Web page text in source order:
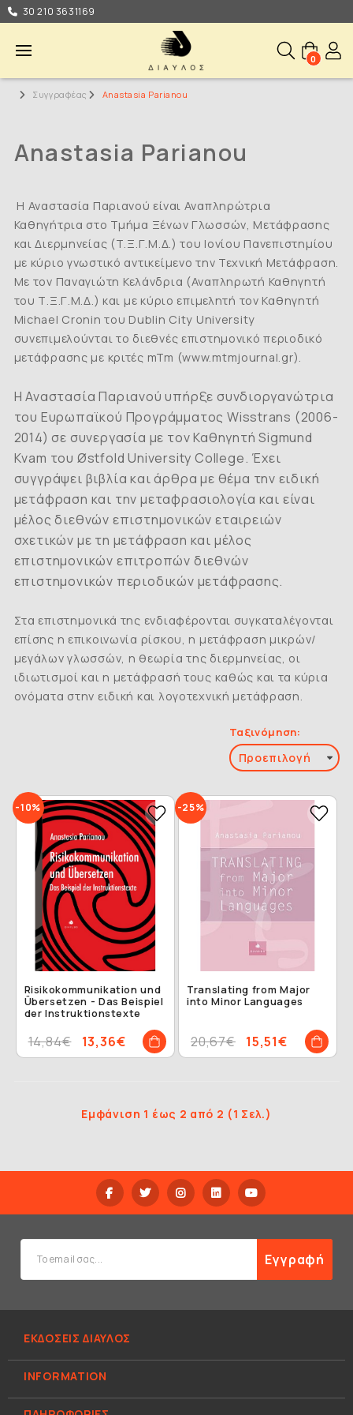
30 210 3631169
0
Συγγραφέας Anastasia Parianou
Anastasia Parianou
Η Αναστασία Παριανού είναι Αναπληρώτρια
Καθηγήτρια στο Τμήμα Ξένων Γλωσσών, Μετάφρασης
και Διερμηνείας (Τ.Ξ.Γ.Μ.Δ.) του Ιονίου Πανεπιστημίου
με κύριο γνωστικό αντικείμενο την Τεχνική Μετάφραση.
Με τον Παναγιώτη Κελάνδρια (Αναπληρωτή Καθηγητή
του Τ.Ξ.Γ.Μ.Δ.) και με κύριο επιμελητή τον Καθηγητή
Michael Cronin του Dublin City University
συνεπιμελούνται το διεθνές επιστημονικό περιοδικό
μετάφρασης με κριτές mTm (www.mtmjournal.gr).
Η Αναστασία Παριανού υπήρξε συνδιοργανώτρια
του Ευρωπαϊκού Προγράμματος Wisstrans (2006-
2014) σε συνεργασία με τον Καθηγητή Sigmund
Kvam του Østfold University College. Έχει
συγγράψει βιβλία και άρθρα με θέμα την ειδική
μετάφραση και την μεταφρασιολογία και είναι
μέλος διεθνών επιστημονικών εταιρειών
σχετικών με τη μετάφραση και μέλος
επιστημονικών επιτροπών διεθνών
επιστημονικών περιοδικών μετάφρασης.
Στα επιστημονικά της ενδιαφέρονται συγκαταλέγονται
επίσης η επικοινωνία ρίσκου, η μετάφραση μικρών/
μεγάλων γλωσσών, η θεωρία της διερμηνείας, οι
ιδιωτισμοί και η μετάφρασή τους καθώς και τα κύρια
ονόματα στην ειδική και λογοτεχνική μετάφραση.
Ταξινόμηση:
-10%
Risikokommunikation und
Übersetzen - Das Beispiel
der Instruktionstexte
13,36€
14,84€
-25%
Translating from Major
into Minor Languages
15,51€
20,67€
Εμφάνιση 1 έως 2 από 2 (1 Σελ.)
Εγγραφή
ΕΚΔΟΣΕΙΣ ΔΙΑΥΛΟΣ
INFORMATION